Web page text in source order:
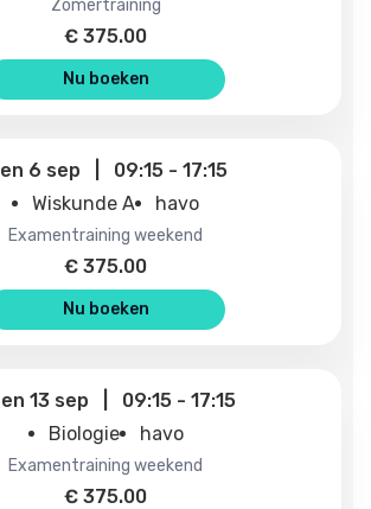
zomertraining
€ 375.00
Nu boeken
en 6 sep 09:15 - 17:15
Wiskunde A
havo
examentraining weekend
€ 375.00
Nu boeken
en 13 sep 09:15- 17:15
Biologie
havo
examentraining weekend
€ 375.00